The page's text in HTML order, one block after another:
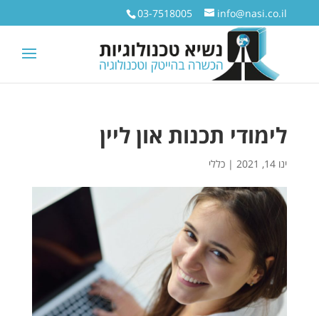
03-7518005 info@nasi.co.il
לימודי תכנות און ליין
ינו 14, 2021 | כללי